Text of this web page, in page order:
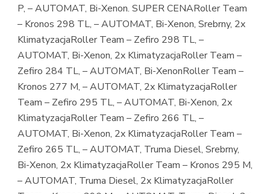
P, – AUTOMAT, Bi-Xenon. SUPER CENARoller Team
– Kronos 298 TL, – AUTOMAT, Bi-Xenon, Srebrny, 2x
KlimatyzacjaRoller Team – Zefiro 298 TL, –
AUTOMAT, Bi-Xenon, 2x KlimatyzacjaRoller Team –
Zefiro 284 TL, – AUTOMAT, Bi-XenonRoller Team –
Kronos 277 M, – AUTOMAT, 2x KlimatyzacjaRoller
Team – Zefiro 295 TL, – AUTOMAT, Bi-Xenon, 2x
KlimatyzacjaRoller Team – Zefiro 266 TL, –
AUTOMAT, Bi-Xenon, 2x KlimatyzacjaRoller Team –
Zefiro 265 TL, – AUTOMAT, Truma Diesel, Srebrny,
Bi-Xenon, 2x KlimatyzacjaRoller Team – Kronos 295 M,
– AUTOMAT, Truma Diesel, 2x KlimatyzacjaRoller